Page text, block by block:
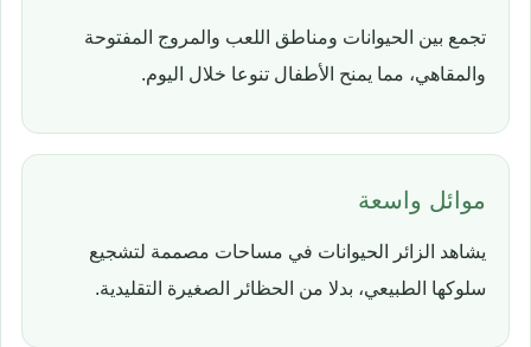
تجمع بين الحيوانات ومناطق اللعب والمروج المفتوحة
والمقاهي، مما يمنح الأطفال تنوعا خلال اليوم.
موائل واسعة
يشاهد الزائر الحيوانات في مساحات مصممة لتشجيع
سلوكها الطبيعي، بدلا من الحظائر الصغيرة التقليدية.